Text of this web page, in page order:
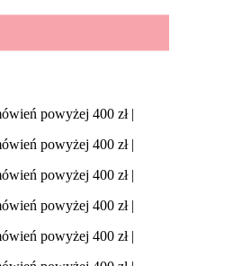
powyżej 400 zł |
powyżej 400 zł |
powyżej 400 zł |
powyżej 400 zł |
powyżej 400 zł |